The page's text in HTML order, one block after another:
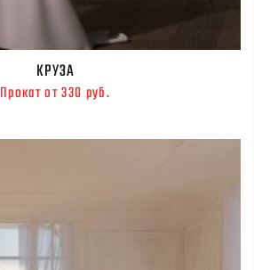
КРУЗА
Прокат от 330 руб.